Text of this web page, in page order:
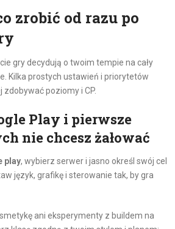
zrobić od razu po
gry decydują o twoim tempie na cały
Kilka prostych ustawień i priorytetów
poziomy i CP.
Play i pierwsze
nie chcesz żałować
play, wybierz serwer i jasno określ swój cel
język, grafikę i sterowanie tak, by gra
ani eksperymenty z buildem na